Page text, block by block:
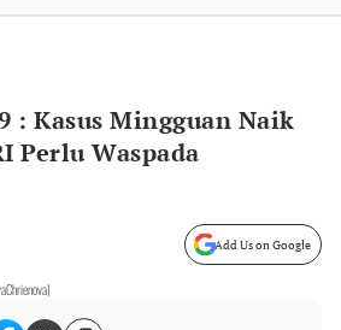
: Kasus Mingguan Naik
Perlu Waspada
Add Us on Google